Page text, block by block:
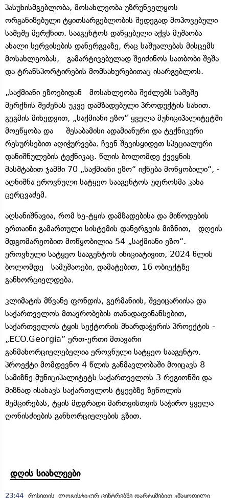
პასუხისმგებლობა, მოსახლეობა უზრუნველყოს
ორგანიზებული ტყითსარგებლობის შედეგად მოპოვებული
საშეშე მერქნით. სააგენტოს დაწყებული აქვს მუშაობა
ახალი სერვისების დანერგვაზე, რაც საშუალებას მისცემს
მოსახლეობას, გამარტივებულად შეიძინოს სათბობი შეშა
და ტრანსპორტირების მომსახურებითაც ისარგებლოს.
„საქმიანი ეზოებიდან მოსახლეობა შეძლებს საშეშე
მერქნის შეძენას უკვე დამზადებული პროდუქტის სახით.
გეგმის მიხედვით, „საქმიანი ეზო“ ყველა მუნიციპალიტეტში
მოეწყობა და შესაბამისი ადამიანური და ტექნიკური
რესურსებით აღიჭურვება. ჩვენ შევისყიდეთ სპეციალური
დანიშნულების ტექნიკაც. წლის ბოლომდე ქვეყნის
მასშტაბით ჯამში 70 „საქმიანი ეზო“ იქნება მოწყობილი“, -
აღნიშნა ეროვნული სატყეო სააგენტოს უფროსმა კახა
ცერცვაძემ.
აღსანიშნავია, რომ ხე-ტყის დამზადებისა და მიწოდების
ერთაინი გამართული სისტემის დანერგვის მიზნით, დღეის
მდგომარეობით მოწყობილია 54 „საქმიანი ეზო“.
ეროვნული სატყეო სააგენტოს ინიციატივით, 2024 წლის
ბოლომდე სამუშაოები, დამატებით, 16 ობიექტზე
განხორციელდება.
კლიმატის მწვანე ფონდის, გერმანიის, შვეიცარიისა და
საქართველოს მთავრობების თანადაფინანსებით,
საქართველოს ტყის სექტორის მხარდაჭერის პროექტის -
„ECO.Georgia” ერთ-ერთი მთავარი
განმახორციელებელია ეროვნული სატყეო სააგენტო.
პროექტი მომდევნო 4 წლის განმავლობაში მოიცავს 8
სამიზნე მუნიციპალიტეტს საქართველოს 3 რეგიონში და
მიზნად ისახავს საქართვლოს ტყეებზე ზეწოლის
შემცირებას, ტყის მდგრადი მართვისთვის საჭირო ყველა
ღონისძიების განხორციელების გზით.
დღის სიახლეები
23:44 რუსეთის ლოგისტიკურ ცენტრებზე დარტყმებით კმაყოფილი